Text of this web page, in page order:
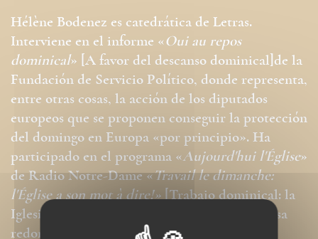
Hélène Bodenez es catedrática de Letras.
Interviene en el informe «Oui au repos
dominical» [A favor del descanso dominical]de la
Fundación de Servicio Político, donde representa,
entre otras cosas, la acción de los diputados
europeos que se proponen conseguir la protección
del domingo en Europa «por principio». Ha
participado en el programa «Aujourd'hui l'Église»
de Radio Notre-Dame «Travail le dimanche:
l'Église a son mot à dire!»[Trabajo dominical: la
Iglesia tiene la palabra]; ha coordinado la mesa
redonda «
Vivement dimanche!»